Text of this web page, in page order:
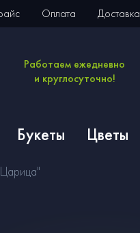
Оплата Доставка
Работаем ежедневно
и круглосуточно!
Букеты Цветы